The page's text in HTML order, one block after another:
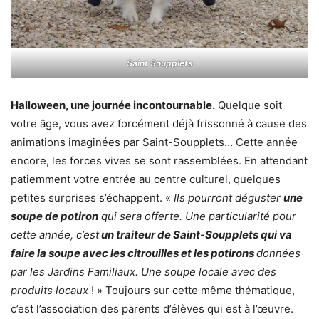
Saint Soupplets
Halloween, une journée incontournable. Quelque soit
votre âge, vous avez forcément déjà frissonné à cause des
animations imaginées par Saint-Soupplets… Cette année
encore, les forces vives se sont rassemblées. En attendant
patiemment votre entrée au centre culturel, quelques
petites surprises s’échappent. « Ils pourront déguster une
soupe de potiron qui sera offerte. Une particularité pour
cette année, c’estun traiteur de Saint-Soupplets qui va
faire la soupe avec les citrouilles et les potironsdonnées
par les Jardins Familiaux. Une soupe locale avec des
produits locaux ! » Toujours sur cette même thématique,
c’est l’association des parents d’élèves qui est à l’œuvre.